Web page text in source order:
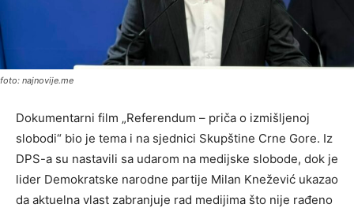
foto: najnovije.me
Dokumentarni film „Referendum – priča o izmišljenoj
slobodi“ bio je tema i na sjednici Skupštine Crne Gore. Iz
DPS-a su nastavili sa udarom na medijske slobode, dok je
lider Demokratske narodne partije Milan Knežević ukazao
da aktuelna vlast zabranjuje rad medijima što nije rađeno